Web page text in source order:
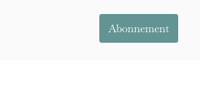
Abonnement